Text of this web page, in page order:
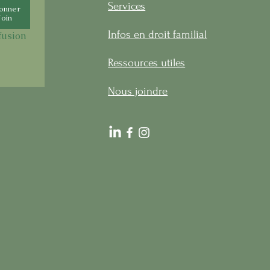
Services
Infos en droit familial
Ressources utiles
Nous joindre